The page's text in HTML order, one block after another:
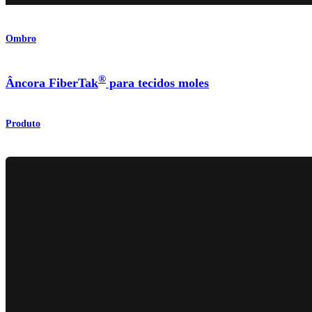
Ombro
Âncora FiberTak® para tecidos moles
Produto